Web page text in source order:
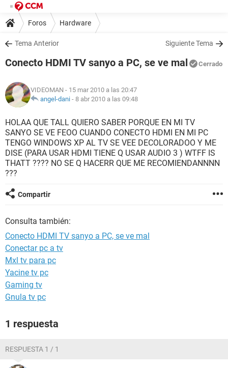
Foros Hardware
Tema Anterior Siguiente Tema
Conecto HDMI TV sanyo a PC, se ve mal Cerrado
VIDEOMAN - 15 mar 2010 a las 20:47
angel-dani - 8 abr 2010 a las 09:48
HOLAA QUE TALL QUIERO SABER PORQUE EN MI TV
SANYO SE VE FEOO CUANDO CONECTO HDMI EN MI PC
TENGO WINDOWS XP AL TV SE VEE DECOLORADOO Y ME
DISE (PARA USAR HDMI TIENE Q USAR AUDIO 3 ) WTFF IS
THATT ???? NO SE Q HACERR QUE ME RECOMIENDANNNN
???
Compartir
Consulta también:
Conecto HDMI TV sanyo a PC, se ve mal
Conectar pc a tv
Mxl tv para pc
Yacine tv pc
Gaming tv
Gnula tv pc
1 respuesta
RESPUESTA 1 / 1